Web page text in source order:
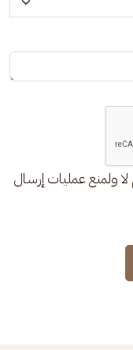
لا ولمنع عمليات إرسال